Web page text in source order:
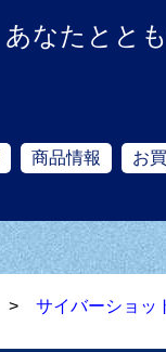
あなたとと
商品情報 お
>サイバーショッ